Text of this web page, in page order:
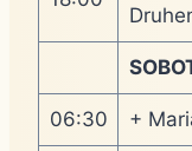
06:30 +